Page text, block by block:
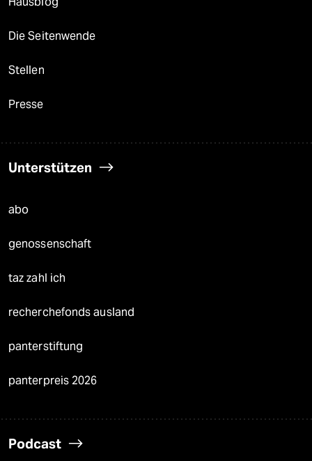
Die Seitenwende
Stellen
Presse
Unterstützen
abo
genossenschaft
taz zahl ich
recherchefonds ausland
panterstiftung
panterpreis 2026
Podcast